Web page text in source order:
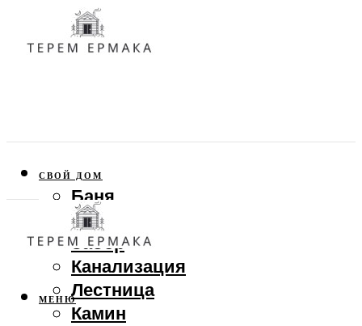
СВОЙ ДОМ
Баня
Веранда
Забор
Канализация
Лестница
Камин
МЕНЮ